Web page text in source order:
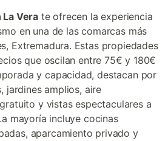
Vera te ofrecen la experiencia
en una de las comarcas más
Extremadura. Estas propiedades
que oscilan entre 75€ y 180€
y capacidad, destacan por
jardines amplios, aire
y vistas espectaculares a
mayoría incluye cocinas
aparcamiento privado y